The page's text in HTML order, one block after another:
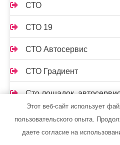
СТО
СТО 19
СТО Автосервис
СТО Градиент
Сто лошадок,
СТО на Мельничной
Стройся, торговый центр
Этот веб-сайт использует
пользовательского опыта.
даете согласие на